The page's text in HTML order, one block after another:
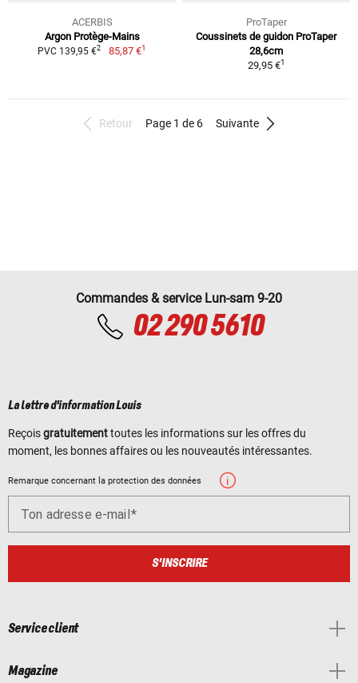
ACERBIS
Argon Protège-Mains
PVC 139,95 €2 85,87 €1
ProTaper
Coussinets de guidon ProTaper
28,6cm
29,95 €1
Retour Page 1 de 6 Suivante
Commandes & service Lun-sam 9-20
02 290 5610
La lettre d'information Louis
Reçoisgratuitementtoutes les informations sur les offres du
moment, les bonnes affaires ou les nouveautés intéressantes.
Remarque concernant la protection des données
Ton adresse e-mail
S'INSCRIRE
Service client
Magazine